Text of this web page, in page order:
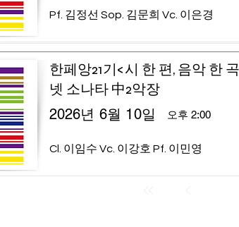
Pf. 김정선 Sop. 김문희 Vc. 이은경
한페앙21기<시 한 편, 음악 한
넷 소나타 中2악장
오후 2:00
2026년 6월 10일
Cl. 이임수 Vc. 이강호 Pf. 이민영